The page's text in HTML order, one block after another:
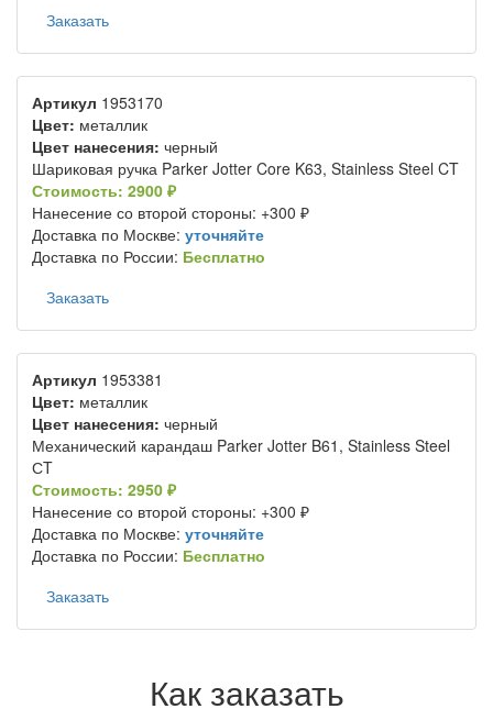
Заказать
Артикул 1953170
Цвет: металлик
Цвет нанесения: черный
Шариковая ручка Parker Jotter Core K63, Stainless Steel CT
Стоимость: 2900 ₽
Нанесение со второй стороны: +300 ₽
Доставка по Москве: уточняйте
Доставка по России: Бесплатно
Заказать
Артикул 1953381
Цвет: металлик
Цвет нанесения: черный
Механический карандаш Parker Jotter B61, Stainless Steel
СT
Стоимость: 2950 ₽
Нанесение со второй стороны: +300 ₽
Доставка по Москве: уточняйте
Доставка по России: Бесплатно
Заказать
Как заказать